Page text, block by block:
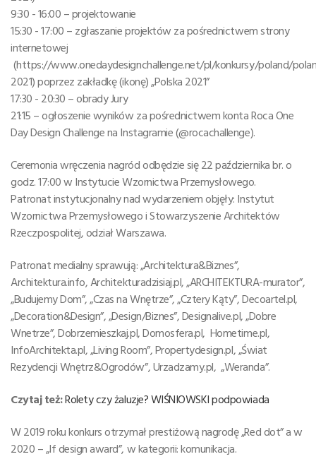
9:30 - 16:00 – projektowanie
15:30 - 17:00 – zgłaszanie projektów za pośrednictwem strony
internetowej
(https://www.onedaydesignchallenge.net/pl/konkursy/poland/
2021) poprzez zakładkę (ikonę) „Polska 2021”
17:30 - 20:30 – obrady Jury
21:15 – ogłoszenie wyników za pośrednictwem konta Roca One
Day Design Challenge na Instagramie (@rocachallenge).
Ceremonia wręczenia nagród odbędzie się 22 października br. o
godz. 17:00 w Instytucie Wzornictwa Przemysłowego.
Patronat instytucjonalny nad wydarzeniem objęły: Instytut
Wzornictwa Przemysłowego i Stowarzyszenie Architektów
Rzeczpospolitej, odział Warszawa.
Patronat medialny sprawują: „Architektura&Biznes”,
Architektura.info, Architekturadzisiaj.pl, „ARCHITEKTURA-murator”,
„Budujemy Dom”, „Czas na Wnętrze”, „Cztery Kąty”, Decoartel.pl,
„Decoration&Design”, „Design/Biznes”, Designalive.pl, „Dobre
Wnetrze”, Dobrzemieszkaj.pl, Domosfera.pl, Hometime.pl,
InfoArchitekta.pl, „Living Room”, Propertydesign.pl, „Świat
Rezydencji Wnętrz&Ogrodów”, Urzadzamy.pl, „Weranda”.
Czytaj też:Rolety czy żaluzje? WIŚNIOWSKI podpowiada
W 2019 roku konkurs otrzymał prestiżową nagrodę „Red dot” a w
2020 – „If design award”, w kategorii: komunikacja.